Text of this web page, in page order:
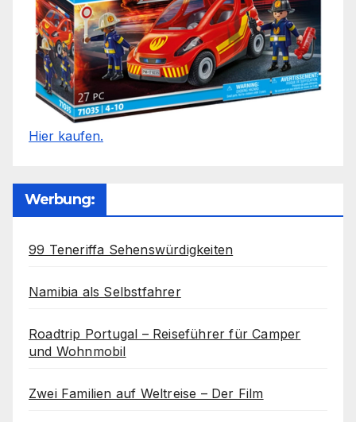
Hier kaufen.
Werbung:
99 Teneriffa Sehenswürdigkeiten
Namibia als Selbstfahrer
Roadtrip Portugal – Reiseführer für Camper
und Wohnmobil
Zwei Familien auf Weltreise – Der Film